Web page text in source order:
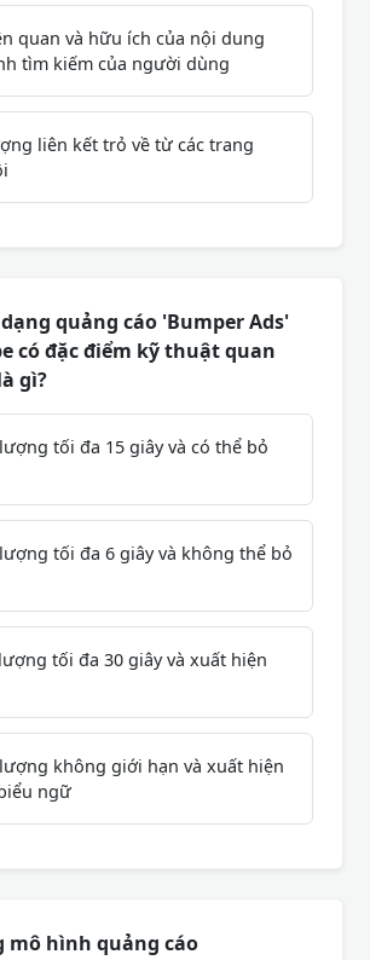
quan và hữu ích của nội dung
tìm kiếm của người dùng
liên kết trỏ về từ các trang
quảng cáo 'Bumper Ads'
có đặc điểm kỹ thuật quan
gì?
tối đa 15 giây và có thể bỏ
tối đa 6 giây và không thể bỏ
tối đa 30 giây và xuất hiện
không giới hạn và xuất hiện
ngữ
mô hình quảng cáo